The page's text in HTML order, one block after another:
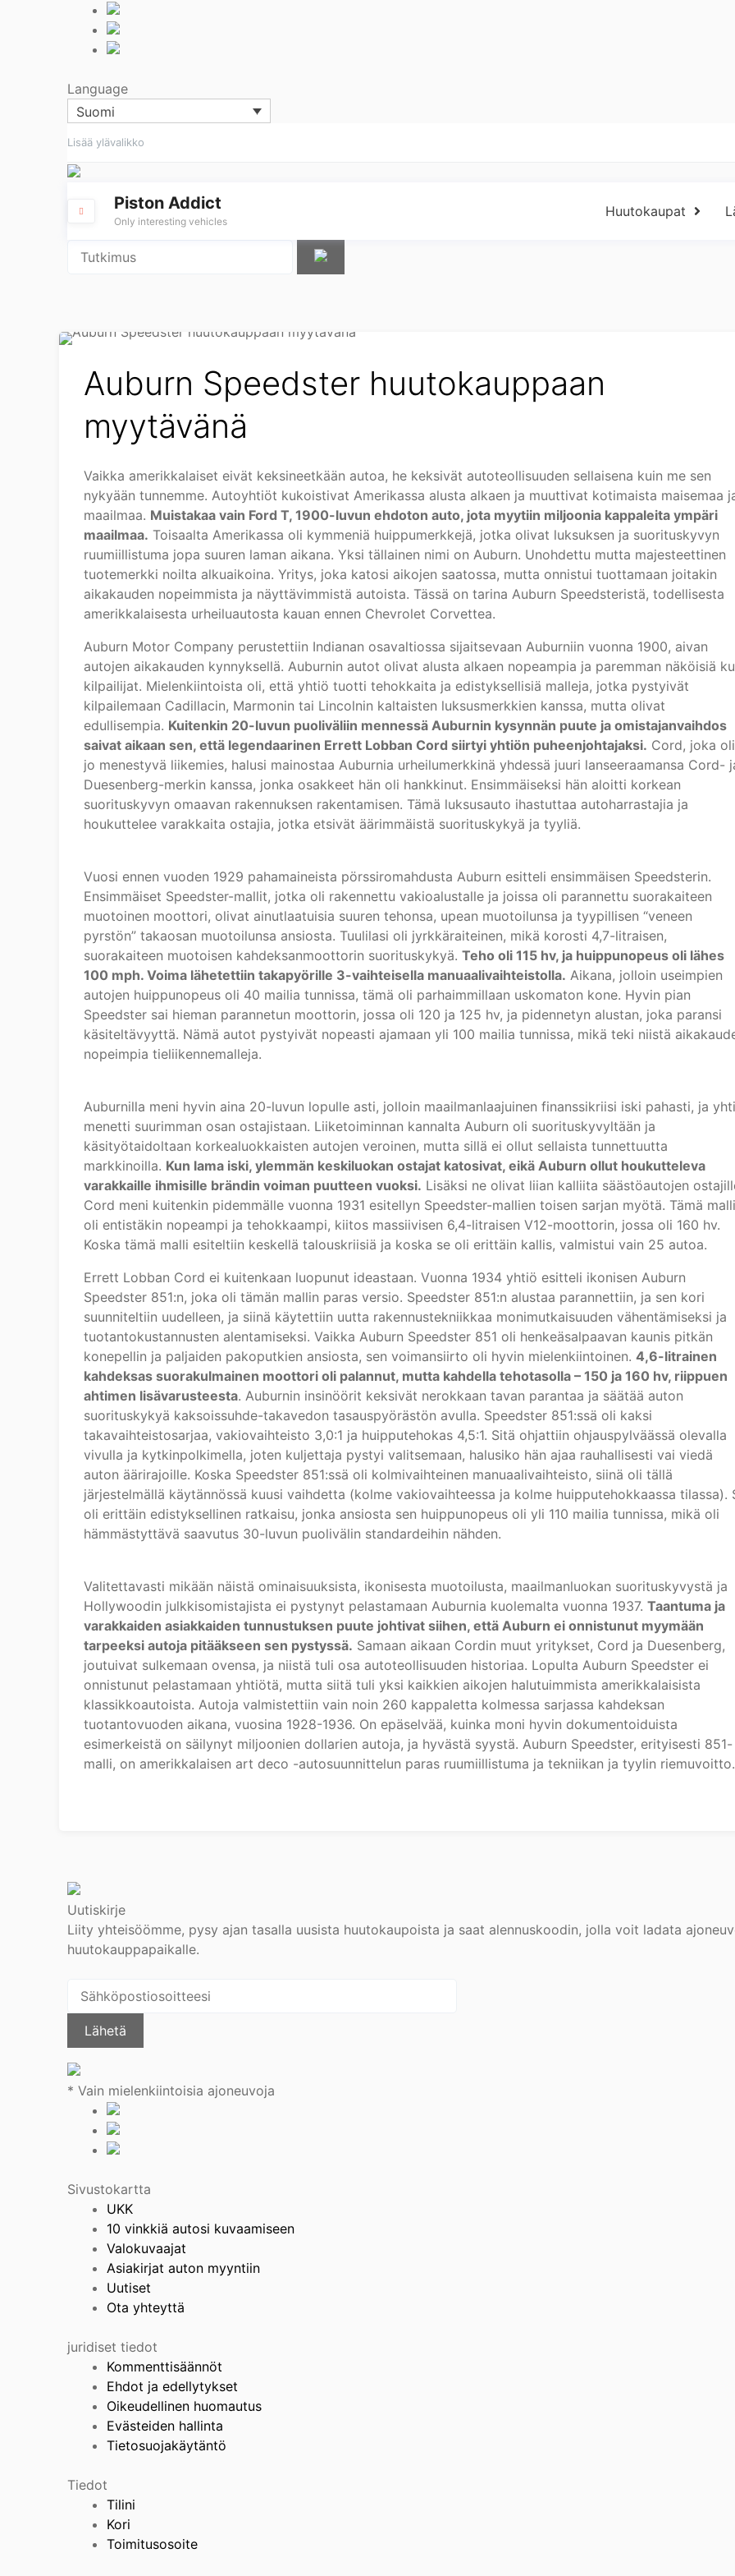
Language
Suomi
sisältöön
Lisää ylävalikko
Piston Addict
Only interesting vehicles
Huutokaupat
Auburn Speedster huutokauppaan
myytävänä
Vaikka amerikkalaiset eivät keksineetkään autoa, he keksivät autoteollisuuden sellaisena kuin me sen
nykyään tunnemme. Autoyhtiöt kukoistivat Amerikassa alusta alkaen ja muuttivat kotimaista maisemaa
maailmaa. Muistakaa vain Ford T, 1900-luvun ehdoton auto, jota myytiin miljoonia kappaleita ympäri
maailmaa. Toisaalta Amerikassa oli kymmeniä huippumerkkejä, jotka olivat luksuksen ja suorituskyvyn
ruumiillistuma jopa suuren laman aikana. Yksi tällainen nimi on Auburn. Unohdettu mutta majesteettinen
tuotemerkki noilta alkuaikoina. Yritys, joka katosi aikojen saatossa, mutta onnistui tuottamaan joitakin
aikakauden nopeimmista ja näyttävimmistä autoista. Tässä on tarina Auburn Speedsteristä, todellisesta
amerikkalaisesta urheiluautosta kauan ennen Chevrolet Corvettea.
Auburn Motor Company perustettiin Indianan osavaltiossa sijaitsevaan Auburniin vuonna 1900, aivan
autojen aikakauden kynnyksellä. Auburnin autot olivat alusta alkaen nopeampia ja paremman näköisiä
kilpailijat. Mielenkiintoista oli, että yhtiö tuotti tehokkaita ja edistyksellisiä malleja, jotka pystyivät
kilpailemaan Cadillacin, Marmonin tai Lincolnin kaltaisten luksusmerkkien kanssa, mutta olivat
edullisempia. Kuitenkin 20-luvun puoliväliin mennessä Auburnin kysynnän puute ja omistajanvaihdos
saivat aikaan sen, että legendaarinen Errett Lobban Cord siirtyi yhtiön puheenjohtajaksi. Cord, joka oli
jo menestyvä liikemies, halusi mainostaa Auburnia urheilumerkkinä yhdessä juuri lanseeraamansa Cord-
Duesenberg-merkin kanssa, jonka osakkeet hän oli hankkinut. Ensimmäiseksi hän aloitti korkean
suorituskyvyn omaavan rakennuksen rakentamisen. Tämä luksusauto ihastuttaa autoharrastajia ja
houkuttelee varakkaita ostajia, jotka etsivät äärimmäistä suorituskykyä ja tyyliä.
Vuosi ennen vuoden 1929 pahamaineista pörssiromahdusta Auburn esitteli ensimmäisen Speedsterin.
Ensimmäiset Speedster-mallit, jotka oli rakennettu vakioalustalle ja joissa oli parannettu suorakaiteen
muotoinen moottori, olivat ainutlaatuisia suuren tehonsa, upean muotoilunsa ja tyypillisen “veneen
pyrstön” takaosan muotoilunsa ansiosta. Tuulilasi oli jyrkkäraiteinen, mikä korosti 4,7-litraisen,
suorakaiteen muotoisen kahdeksanmoottorin suorituskykyä. Teho oli 115 hv, ja huippunopeus oli lähes
100 mph. Voima lähetettiin takapyörille 3-vaihteisella manuaalivaihteistolla. Aikana, jolloin useimpien
autojen huippunopeus oli 40 mailia tunnissa, tämä oli parhaimmillaan uskomaton kone. Hyvin pian
Speedster sai hieman parannetun moottorin, jossa oli 120 ja 125 hv, ja pidennetyn alustan, joka paransi
käsiteltävyyttä. Nämä autot pystyivät nopeasti ajamaan yli 100 mailia tunnissa, mikä teki niistä
nopeimpia tieliikennemalleja.
Auburnilla meni hyvin aina 20-luvun lopulle asti, jolloin maailmanlaajuinen finanssikriisi iski pahasti, ja
menetti suurimman osan ostajistaan. Liiketoiminnan kannalta Auburn oli suorituskyvyltään ja
käsityötaidoltaan korkealuokkaisten autojen veroinen, mutta sillä ei ollut sellaista tunnettuutta
markkinoilla. Kun lama iski, ylemmän keskiluokan ostajat katosivat, eikä Auburn ollut houkutteleva
varakkaille ihmisille brändin voiman puutteen vuoksi. Lisäksi ne olivat liian kalliita säästöautojen
Cord meni kuitenkin pidemmälle vuonna 1931 esitellyn Speedster-mallien toisen sarjan myötä. Tämä malli
oli entistäkin nopeampi ja tehokkaampi, kiitos massiivisen 6,4-litraisen V12-moottorin, jossa oli 160 hv.
Koska tämä malli esiteltiin keskellä talouskriisiä ja koska se oli erittäin kallis, valmistui vain 25 autoa.
Errett Lobban Cord ei kuitenkaan luopunut ideastaan. Vuonna 1934 yhtiö esitteli ikonisen Auburn
Speedster 851:n, joka oli tämän mallin paras versio. Speedster 851:n alustaa parannettiin, ja sen kori
suunniteltiin uudelleen, ja siinä käytettiin uutta rakennustekniikkaa monimutkaisuuden vähentämiseksi ja
tuotantokustannusten alentamiseksi. Vaikka Auburn Speedster 851 oli henkeäsalpaavan kaunis pitkän
konepellin ja paljaiden pakoputkien ansiosta, sen voimansiirto oli hyvin mielenkiintoinen. 4,6-litrainen
kahdeksas suorakulmainen moottori oli palannut, mutta kahdella tehotasolla – 150 ja 160 hv, riippuen
ahtimen lisävarusteesta. Auburnin insinöörit keksivät nerokkaan tavan parantaa ja säätää auton
suorituskykyä kaksoissuhde-takavedon tasauspyörästön avulla. Speedster 851:ssä oli kaksi
takavaihteistosarjaa, vakiovaihteisto 3,0:1 ja huipputehokas 4,5:1. Sitä ohjattiin ohjauspylväässä olevalla
vivulla ja kytkinpolkimella, joten kuljettaja pystyi valitsemaan, halusiko hän ajaa rauhallisesti vai viedä
auton äärirajoille. Koska Speedster 851:ssä oli kolmivaihteinen manuaalivaihteisto, siinä oli tällä
järjestelmällä käytännössä kuusi vaihdetta (kolme vakiovaihteessa ja kolme huipputehokkaassa tilassa).
oli erittäin edistyksellinen ratkaisu, jonka ansiosta sen huippunopeus oli yli 110 mailia tunnissa, mikä oli
hämmästyttävä saavutus 30-luvun puolivälin standardeihin nähden.
Valitettavasti mikään näistä ominaisuuksista, ikonisesta muotoilusta, maailmanluokan suorituskyvystä ja
Hollywoodin julkkisomistajista ei pystynyt pelastamaan Auburnia kuolemalta vuonna 1937. Taantuma ja
varakkaiden asiakkaiden tunnustuksen puute johtivat siihen, että Auburn ei onnistunut myymään
tarpeeksi autoja pitääkseen sen pystyssä. Samaan aikaan Cordin muut yritykset, Cord ja Duesenberg,
joutuivat sulkemaan ovensa, ja niistä tuli osa autoteollisuuden historiaa. Lopulta Auburn Speedster ei
onnistunut pelastamaan yhtiötä, mutta siitä tuli yksi kaikkien aikojen halutuimmista amerikkalaisista
klassikkoautoista. Autoja valmistettiin vain noin 260 kappaletta kolmessa sarjassa kahdeksan
tuotantovuoden aikana, vuosina 1928-1936. On epäselvää, kuinka moni hyvin dokumentoiduista
esimerkeistä on säilynyt miljoonien dollarien autoja, ja hyvästä syystä. Auburn Speedster, erityisesti 851-
malli, on amerikkalaisen art deco -autosuunnittelun paras ruumiillistuma ja tekniikan ja tyylin riemuvoitto.
Uutiskirje
Liity yhteisöömme, pysy ajan tasalla uusista huutokaupoista ja saat alennuskoodin, jolla voit ladata
huutokauppapaikalle.
Lähetä
* Vain mielenkiintoisia ajoneuvoja
Sivustokartta
UKK
10 vinkkiä autosi kuvaamiseen
Valokuvaajat
Asiakirjat auton myyntiin
Uutiset
Ota yhteyttä
juridiset tiedot
Kommenttisäännöt
Ehdot ja edellytykset
Oikeudellinen huomautus
Evästeiden hallinta
Tietosuojakäytäntö
Tiedot
Tilini
Kori
Toimitusosoite